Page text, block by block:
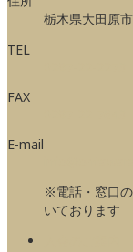
栃木県大田原
TEL
FAX
E-mail
※電話・窓口
いております